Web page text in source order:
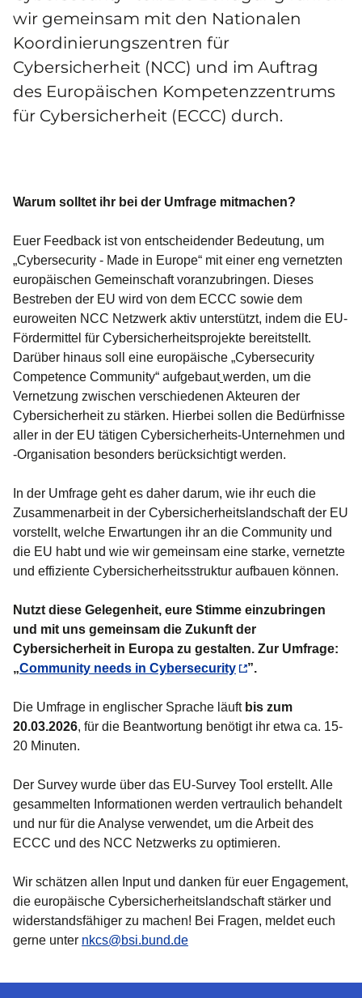
wir gemeinsam mit den Nationalen
Koordinierungszentren für
Cybersicherheit (NCC) und im Auftrag
des Europäischen Kompetenzzentrums
für Cybersicherheit (ECCC) durch.
Warum solltet ihr bei der Umfrage mitmachen?
Euer Feedback ist von entscheidender Bedeutung, um
„Cybersecurity - Made in Europe“ mit einer eng vernetzten
europäischen Gemeinschaft voranzubringen. Dieses
Bestreben der EU wird von dem ECCC sowie dem
euroweiten NCC Netzwerk aktiv unterstützt, indem die EU-
Fördermittel für Cybersicherheitsprojekte bereitstellt.
Darüber hinaus soll eine europäische „Cybersecurity
Competence Community“ aufgebaut werden, um die
Vernetzung zwischen verschiedenen Akteuren der
Cybersicherheit zu stärken. Hierbei sollen die Bedürfnisse
aller in der EU tätigen Cybersicherheits-Unternehmen und
-Organisation besonders berücksichtigt werden.
In der Umfrage geht es daher darum, wie ihr euch die
Zusammenarbeit in der Cybersicherheitslandschaft der EU
vorstellt, welche Erwartungen ihr an die Community und
die EU habt und wie wir gemeinsam eine starke, vernetzte
und effiziente Cybersicherheitsstruktur aufbauen können.
Nutzt diese Gelegenheit, eure Stimme einzubringen
und mit uns gemeinsam die Zukunft der
Cybersicherheit in Europa zu gestalten. Zur Umfrage:
„Community needs in Cybersecurity ”.
Die Umfrage in englischer Sprache läuft bis zum
20.03.2026, für die Beantwortung benötigt ihr etwa ca. 15-
20 Minuten.
Der Survey wurde über das EU-Survey Tool erstellt. Alle
gesammelten Informationen werden vertraulich behandelt
und nur für die Analyse verwendet, um die Arbeit des
ECCC und des NCC Netzwerks zu optimieren.
Wir schätzen allen Input und danken für euer Engagement,
die europäische Cybersicherheitslandschaft stärker und
widerstandsfähiger zu machen! Bei Fragen, meldet euch
gerne unter nkcs@bsi.bund.de